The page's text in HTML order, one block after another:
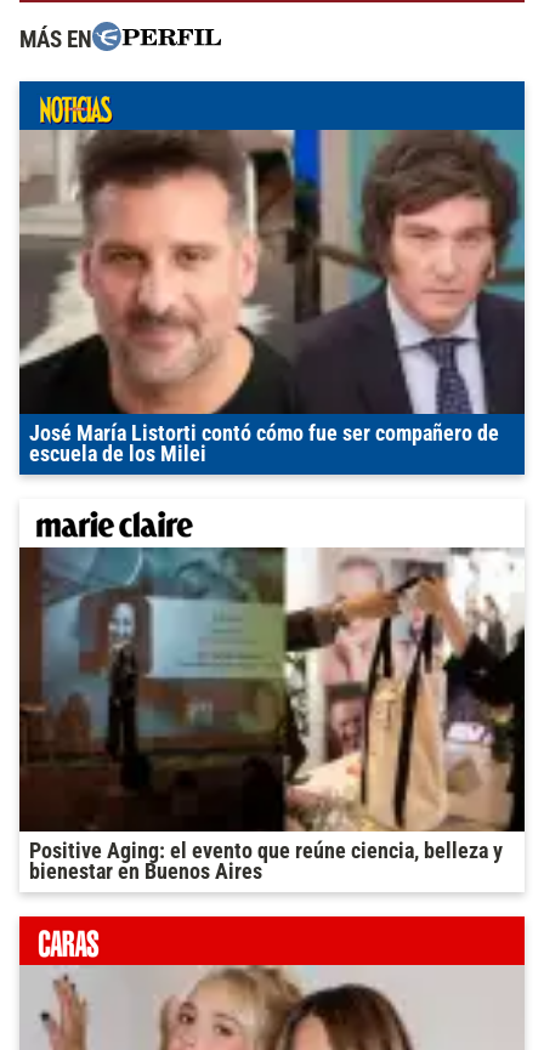
MÁS EN
José María Listorti contó cómo fue ser compañero de
escuela de los Milei
Positive Aging: el evento que reúne ciencia, belleza y
bienestar en Buenos Aires